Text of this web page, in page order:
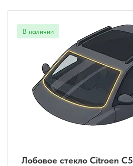
Лобовое стекло Citroen C5